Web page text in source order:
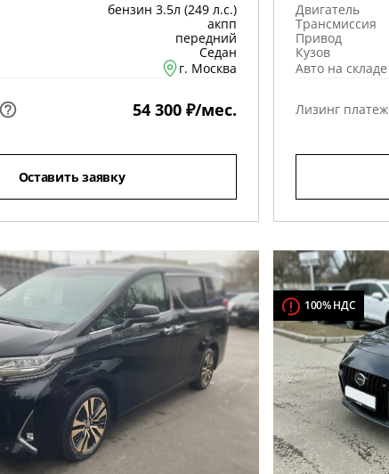
бензин 3.5л (249 л.с.)
акпп
передний
Седан
г. Москва
54 300 ₽/мес.
Оставить заявку
Двигатель
Трансмиссия
Привод
Кузов
Авто на складе
Лизинг платеж
100% НДС